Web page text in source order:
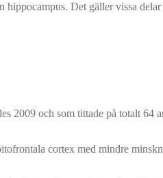
Det gäller vissa
2009 och som tittade på totalt
cortex med mindre